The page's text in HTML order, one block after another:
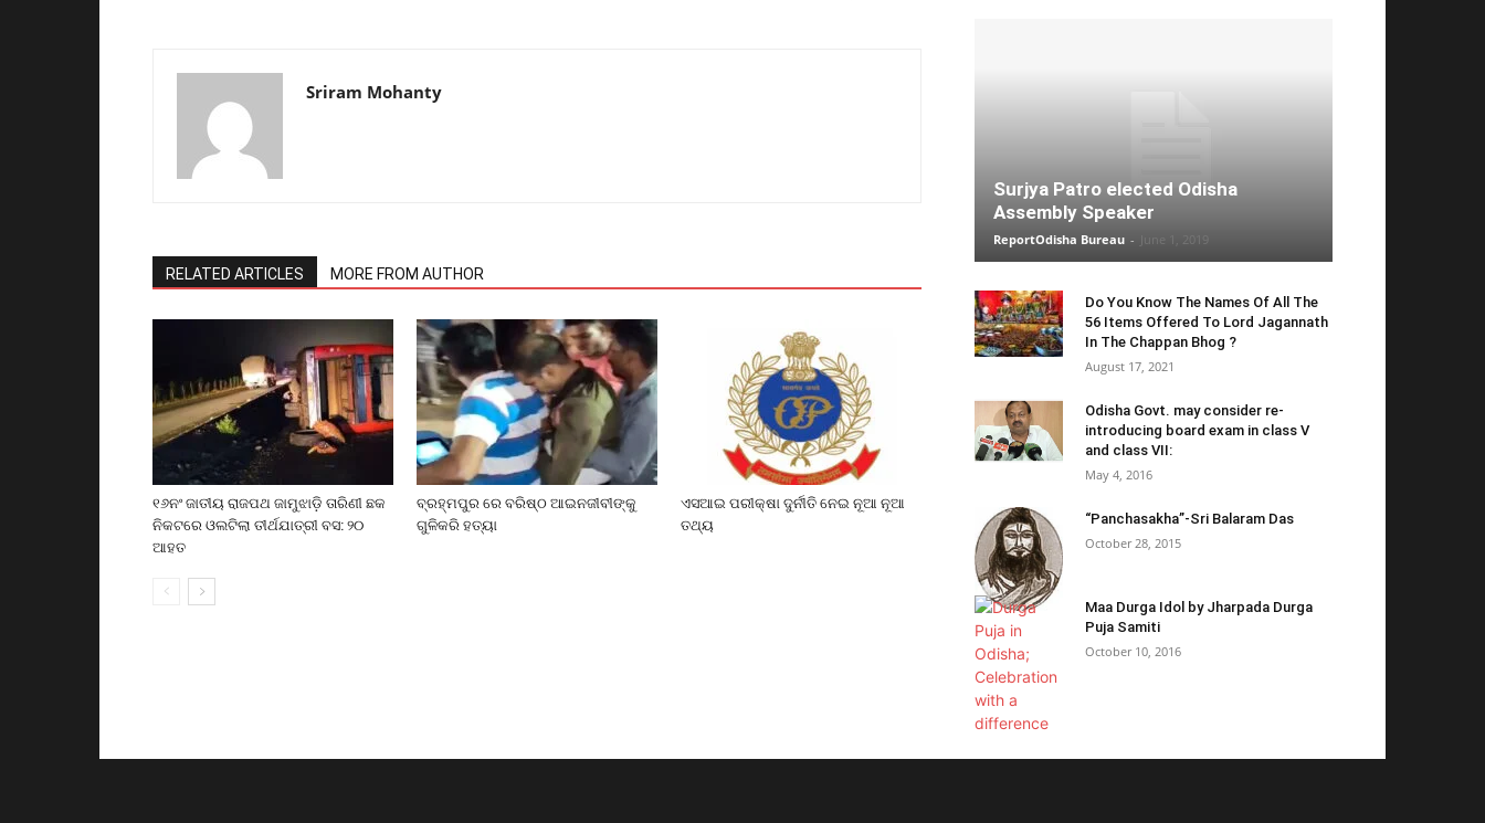
Sriram Mohanty
RELATED ARTICLES MORE FROM AUTHOR
୧୬ନଂ ଜାତୀୟ ରାଜପଥ ଜାମୁଝାଡ଼ି ତାରିଣୀ ଛକ
ନିକଟରେ ଓଲଟିଲା ତୀର୍ଥଯାତ୍ରୀ ବସ: ୨୦
ଆହତ
ବ୍ରହ୍ମପୁର ରେ ବରିଷ୍ଠ ଆଇନଜୀବୀଙ୍କୁ
ଗୁଳିକରି ହତ୍ୟା
ଏସଆଇ ପରୀକ୍ଷା ଦୁର୍ନୀତି ନେଇ ନୂଆ ନୂଆ
ତଥ୍ୟ
Surjya Patro elected Odisha
Assembly Speaker
ReportOdisha Bureau -
Do You Know The Names Of All The
56 Items Offered To Lord Jagannath
In The Chappan Bhog ?
August 17, 2021
Odisha Govt. may consider re-
introducing board exam in class V
and class VII:
May 4, 2016
“Panchasakha”-Sri Balaram Das
October 28, 2015
Maa Durga Idol by Jharpada Durga
Puja Samiti
October 10, 2016